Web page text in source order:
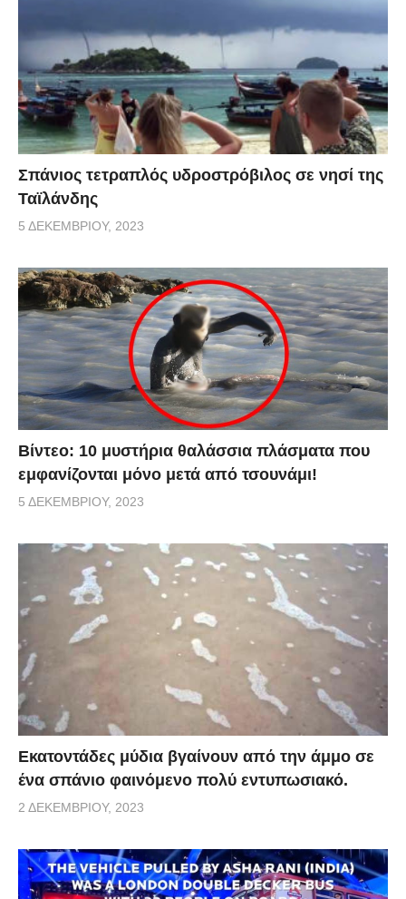
Σπάνιος τετραπλός υδροστρόβιλος σε νησί της
Ταϊλάνδης
5 ΔΕΚΕΜΒΡΊΟΥ, 2023
Βίντεο: 10 μυστήρια θαλάσσια πλάσματα που
εμφανίζονται μόνο μετά από τσουνάμι!
5 ΔΕΚΕΜΒΡΊΟΥ, 2023
Εκατοντάδες μύδια βγαίνουν από την άμμο σε
ένα σπάνιο φαινόμενο πολύ εντυπωσιακό.
2 ΔΕΚΕΜΒΡΊΟΥ, 2023